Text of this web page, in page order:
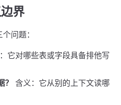
界
问题：
它对哪些表或字段具备排他写
含义：它从别的上下文读哪